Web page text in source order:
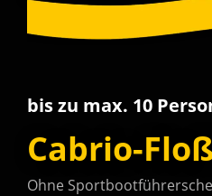
bis zu max. 10
Cabrio-
Ohne